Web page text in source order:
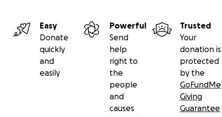
Easy
Donate
quickly
and
easily
Powerful
Send
help
right to
the
people
and
causes
Trusted
Your
donation is
protected
by the
GoFundMe
Giving
Guarantee